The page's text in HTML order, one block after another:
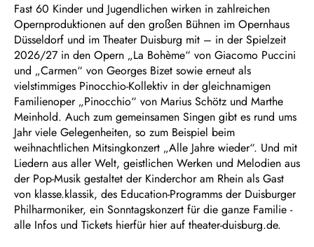
Fast 60 Kinder und Jugendlichen wirken in zahlreichen
Opernproduktionen auf den großen Bühnen im Opernhaus
Düsseldorf und im Theater Duisburg mit – in der Spielzeit
2026/27 in den Opern „La Bohème“ von Giacomo Puccini
und „Carmen“ von Georges Bizet sowie erneut als
vielstimmiges Pinocchio-Kollektiv in der gleichnamigen
Familienoper „Pinocchio“ von Marius Schötz und Marthe
Meinhold. Auch zum gemeinsamen Singen gibt es rund ums
Jahr viele Gelegenheiten, so zum Beispiel beim
weihnachtlichen Mitsingkonzert „Alle Jahre wieder“. Und mit
Liedern aus aller Welt, geistlichen Werken und Melodien aus
der Pop-Musik gestaltet der Kinderchor am Rhein als Gast
von klasse.klassik, des Education-Programms der Duisburger
Philharmoniker, ein Sonntagskonzert für die ganze Familie -
alle Infos und Tickets hierfür hier auf theater-duisburg.de.